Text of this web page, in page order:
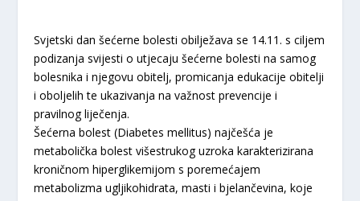
Svjetski dan šećerne bolesti obilježava se 14.11. s ciljem
podizanja svijesti o utjecaju šećerne bolesti na samog
bolesnika i njegovu obitelj, promicanja edukacije obitelji
i oboljelih te ukazivanja na važnost prevencije i
pravilnog liječenja.
Šećerna bolest (Diabetes mellitus) najčešća je
metabolička bolest višestrukog uzroka karakterizirana
kroničnom hiperglikemijom s poremećajem
metabolizma ugljikohidrata, masti i bjelančevina, koje